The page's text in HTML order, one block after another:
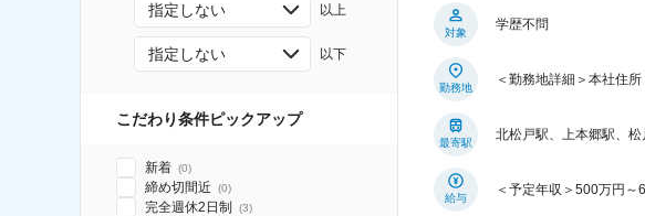
指定しない 以上
指定しない 以下
こだわり条件ピックアップ
新着 (0)
締め切間近 (0)
完全週休2日制 (3)
対象
学歴不問
勤務地
＜勤務地詳細＞本社住
最寄駅
北松戸駅、上本郷駅、松
給与
＜予定年収＞500万円～